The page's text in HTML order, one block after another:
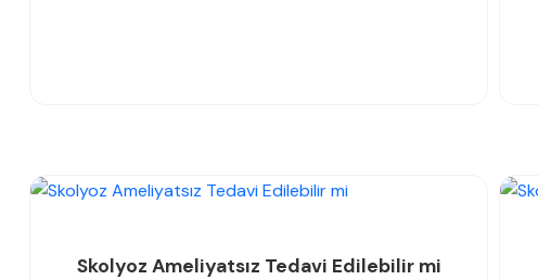
Skolyoz Ameliyatsız Tedavi Edilebilir mi